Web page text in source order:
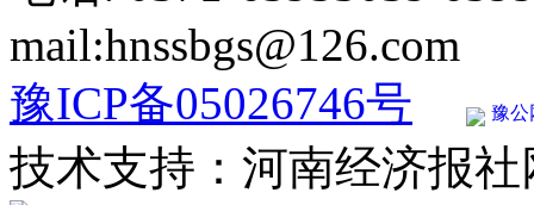
mail:hnssbgs@126.com
豫ICP备05026746号
豫公
技术支持：河南经济报社